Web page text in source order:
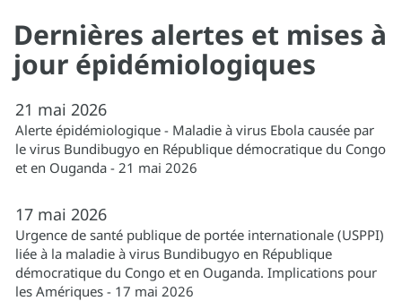
Dernières alertes et mises à
jour épidémiologiques
21 mai 2026
Alerte épidémiologique - Maladie à virus Ebola causée par
le virus Bundibugyo en République démocratique du Congo
et en Ouganda - 21 mai 2026
17 mai 2026
Urgence de santé publique de portée internationale (USPPI)
liée à la maladie à virus Bundibugyo en République
démocratique du Congo et en Ouganda. Implications pour
les Amériques - 17 mai 2026